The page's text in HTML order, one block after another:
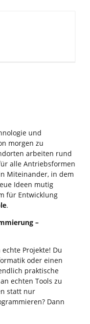
und
morgen zu
arbeiten rund
alle Antriebsformen
Miteinander, in dem
Ideen mutig
für Entwicklung
.
–
Projekte! Du
oder einen
praktische
echten Tools zu
statt nur
Dann